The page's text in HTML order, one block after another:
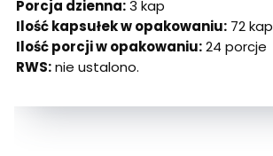
Porcja dzienna:3 kap
Ilość kapsułek w opakowaniu: 72 kap
Ilość porcji w opakowaniu:24 porcje
RWS:nie ustalono.